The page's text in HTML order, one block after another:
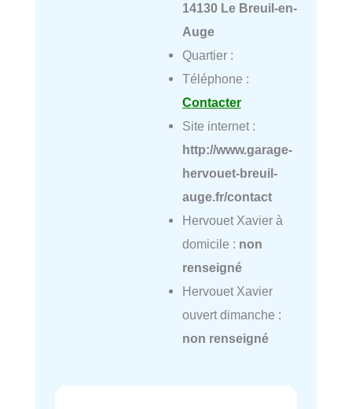
14130 Le Breuil-en-
Auge
Quartier :
Téléphone :
Contacter
Site internet :
http://www.garage-
hervouet-breuil-
auge.fr/contact
Hervouet Xavier à
domicile : non
renseigné
Hervouet Xavier
ouvert dimanche :
non renseigné